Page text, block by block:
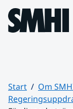
Hoppa till sidans
Start
Om